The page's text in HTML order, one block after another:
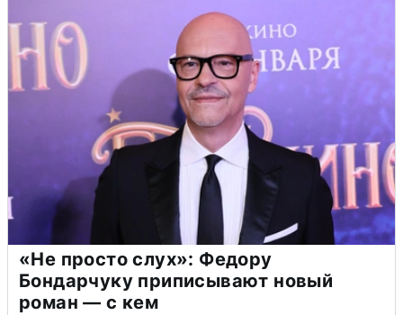
«Не просто слух»: Федору
Бондарчуку приписывают новый
роман — с кем